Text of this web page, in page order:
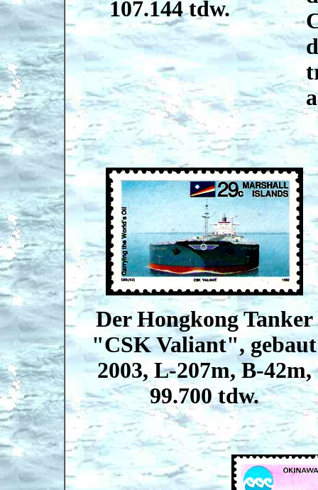
107.144 tdw.
Der Hongkong Tanker
"CSK Valiant", gebaut
2003, L-207m, B-42m,
99.700 tdw.